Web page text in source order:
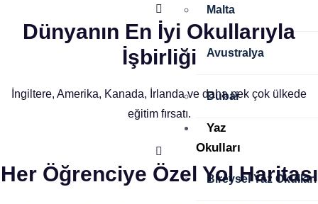
Malta
Avustralya
Dubai
Yaz
Okulları
Bireysel Yaz Okulları
Dünyanın En İyi Okullarıyla
İşbirliği
İngiltere, Amerika, Kanada, İrlanda ve daha pek çok ülkede
eğitim fırsatı.
Her Öğrenciye Özel Yol Haritası